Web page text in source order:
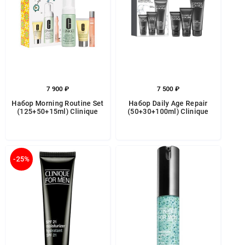
7 900 ₽
Набор Morning Routine Set
(125+50+15ml) Clinique
7 500 ₽
Набор Daily Age Repair
(50+30+100ml) Clinique
-25%